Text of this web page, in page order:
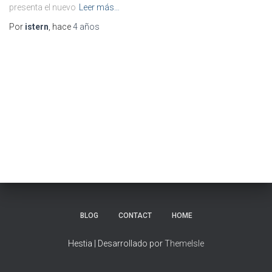
presenta el nuevo
Leer más…
Por istern , hace4 años
BLOG CONTACT HOME
Hestia | Desarrollado porThemeIsle